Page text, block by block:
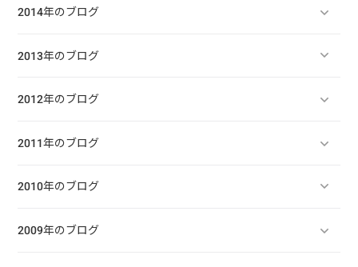
2014年のブログ
2013年のブログ
2012年のブログ
2011年のブログ
2010年のブログ
2009年のブログ